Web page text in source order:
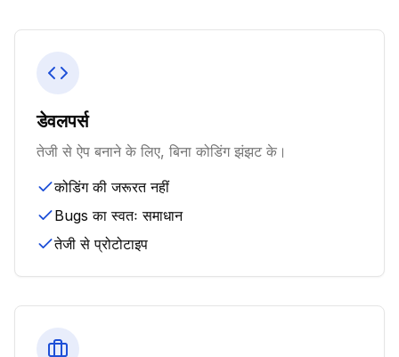
डेवलपर्स
तेजी से ऐप बनाने के लिए, बिना कोडिंग झंझट के।
कोडिंग की जरूरत नहीं
Bugs का स्वतः समाधान
तेजी से प्रोटोटाइप